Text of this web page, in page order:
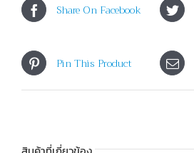
Share On Facebook
Pin This Product